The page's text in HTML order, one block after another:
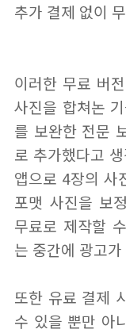
추가 결제 없이
이러한 무료 버
사진을 합쳐논
를 보완한 전문
로 추가했다고
앱으로 4장의 사
포맷 사진을 보
무료로 제작할
는 중간에 광고
또한 유료 결제
수 있을 뿐만 아